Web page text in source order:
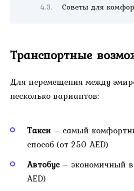
Советы для
Транспортные
Для перемещения между
несколько вариантов:
Такси – самый
способ (от 250 AED)
Автобус– экономичный
AED)